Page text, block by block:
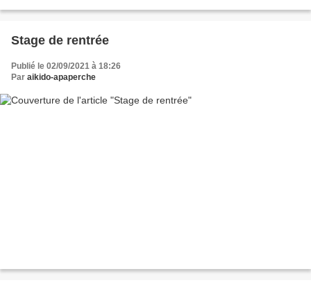
Stage de rentrée
Publié le 02/09/2021 à 18:26
Par aikido-apaperche